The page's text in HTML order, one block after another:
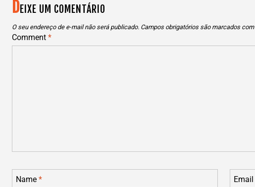
POST
DEIXE UM COMENTÁRIO
O seu endereço de e-mail não será publicado. Campos obrigatórios são marcados com
Comment *
Name * Email